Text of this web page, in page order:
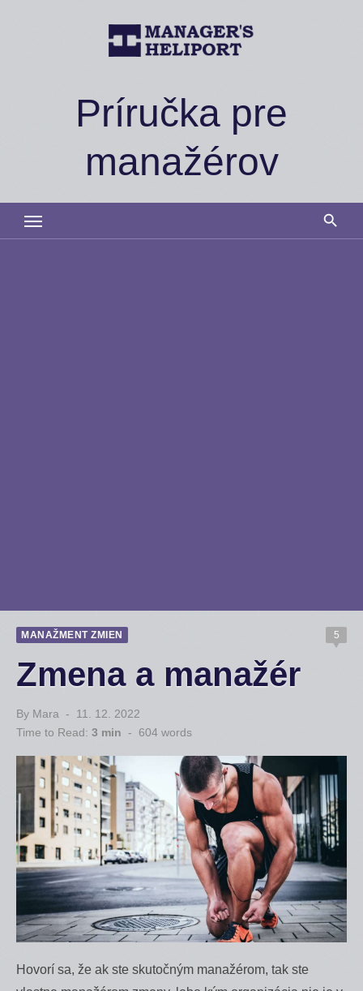
Príručka pre
manažérov
MANAŽMENT ZMIEN 5
Zmena a manažér
By Mara
Posted
on
11. 12. 2022
Time to Read: 3 min - 604 words
Hovorí sa, že ak ste skutočným manažérom, tak ste